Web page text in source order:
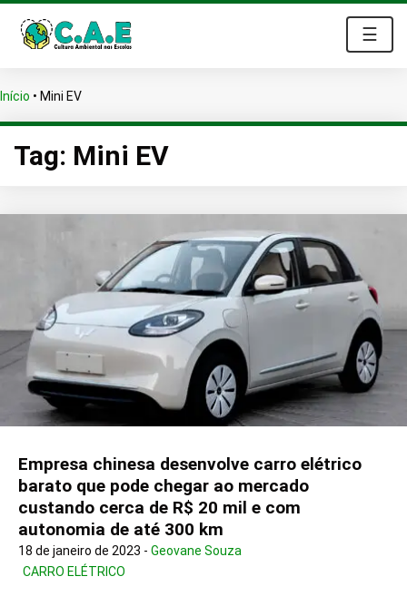
☰
Início • Mini EV
Tag: Mini EV
Empresa chinesa desenvolve carro elétrico
barato que pode chegar ao mercado
custando cerca de R$ 20 mil e com
autonomia de até 300 km
18 de janeiro de 2023 - Geovane Souza
CARRO ELÉTRICO